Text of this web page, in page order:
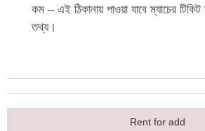
কম – এই ঠিকানায় পাওয়া যাবে ম্যাচের
তথ্য।
Rent for add